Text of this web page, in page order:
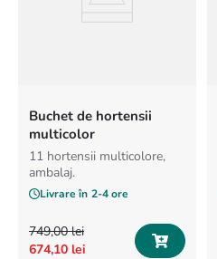
Buchet de hortensii
multicolor
11 hortensii multicolore,
ambalaj.
Livrare în 2-4 ore
749,00 lei
674,10 lei